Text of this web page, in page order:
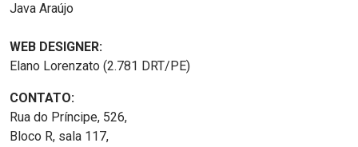
Java Araújo
WEB DESIGNER:
Elano Lorenzato (2.781 DRT/PE)
CONTATO:
Rua do Príncipe, 526,
Bloco R, sala 117,